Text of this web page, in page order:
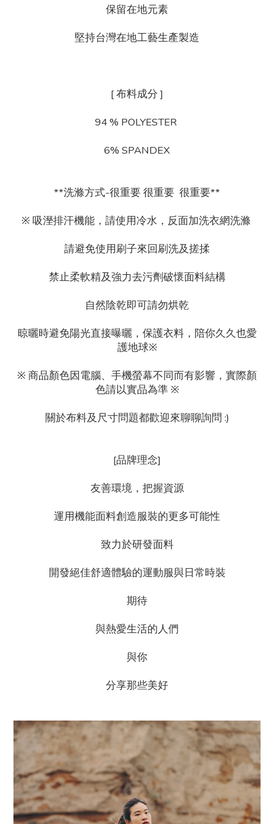
保留在地元素
堅持台灣在地工藝生產製造
[ 布料成分 ]
94 % POLYESTER
6% SPANDEX
**洗滌方式-很重要 很重要 很重要**
※ 吸溼排汗機能，請使用冷水，反面加洗衣網洗滌
請避免使用刷子來回刷洗及搓揉
禁止柔軟精及強力去污劑破懷面料結構
自然陰乾即可請勿烘乾
晾曬時避免陽光直接曝曬，保護衣料，陪你久久也愛
護地球※
※ 商品顏色因電腦、手機螢幕不同而有影響，實際顏
色請以實品為準 ※
關於布料及尺寸問題都歡迎來聊聊詢問 :)
[品牌理念]
友善環境，把握資源
運用機能面料創造服裝的更多可能性
致力於研發面料
開發絕佳舒適體驗的運動服與日常時裝
期待
與熱愛生活的人們
與你
分享那些美好